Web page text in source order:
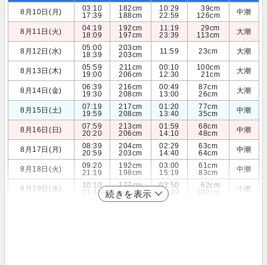
8月10日(月)
03:10
17:39
182cm
188cm
10:29
22:59
39cm
126cm
中潮
8月11日(火)
04:19
18:09
192cm
197cm
11:19
23:39
29cm
113cm
大潮
8月12日(水)
05:00
18:39
203cm
203cm
11:59 23cm 大潮
8月13日(木)
05:59
19:00
211cm
206cm
00:10
12:30
100cm
21cm
大潮
8月14日(金)
06:39
19:30
216cm
208cm
00:49
13:00
87cm
26cm
大潮
8月15日(土)
07:19
19:59
217cm
208cm
01:20
13:40
77cm
35cm
中潮
8月16日(日)
07:59
20:20
213cm
206cm
01:59
14:10
68cm
48cm
中潮
8月17日(月)
08:39
20:59
204cm
203cm
02:29
14:40
63cm
64cm
中潮
8月18日(火)
09:20
21:19
192cm
198cm
03:00
15:19
61cm
83cm
中潮
8月19日(水)
10:10
21:49
177cm
192cm
03:50
15:49
62cm
102cm
小潮
続きを表示